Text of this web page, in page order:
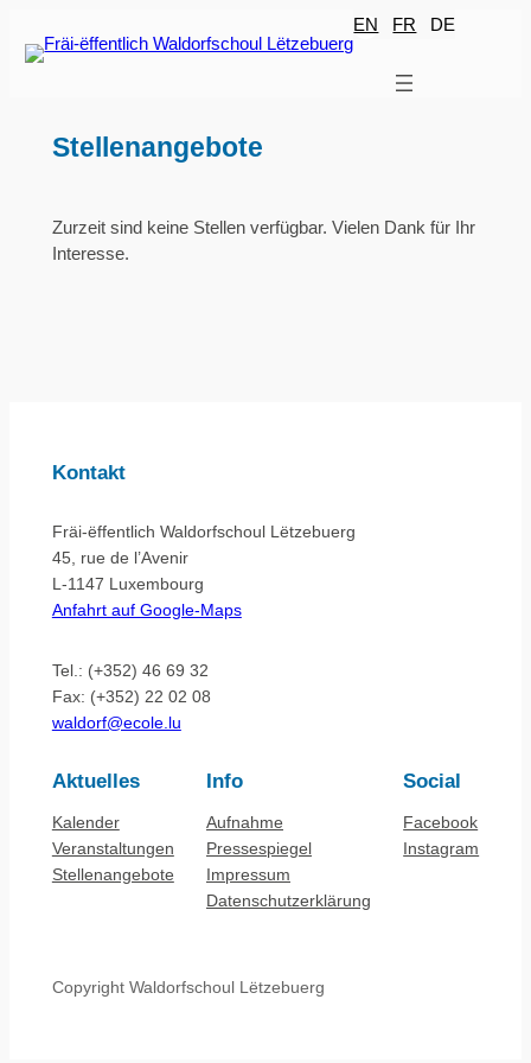
Inhalt
EN FR DE
Stellenangebote
Zurzeit sind keine Stellen verfügbar. Vielen Dank für Ihr
Interesse.
Kontakt
Fräi-ëffentlich Waldorfschoul Lëtzebuerg
45, rue de l’Avenir
L-1147 Luxembourg
Anfahrt auf Google-Maps
Tel.: (+352) 46 69 32
Fax: (+352) 22 02 08
waldorf@ecole.lu
Aktuelles
Kalender
Veranstaltungen
Stellenangebote
Info
Aufnahme
Pressespiegel
Impressum
Datenschutzerklärung
Social
Facebook
Instagram
Copyright Waldorfschoul Lëtzebuerg